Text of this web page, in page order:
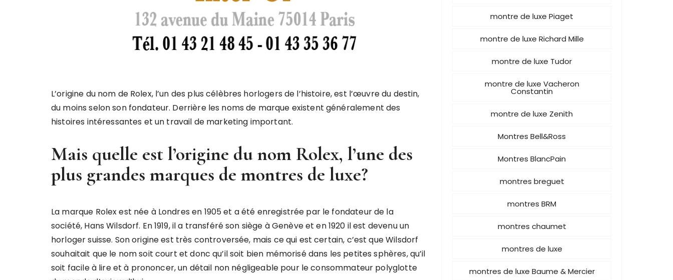
L’origine du nom de Rolex, l’un des plus célèbres horlogers de l’histoire, est l’œuvre du destin,
du moins selon son fondateur. Derrière les noms de marque existent généralement des
histoires intéressantes et un travail de marketing important.
Mais quelle est l’origine du nom Rolex, l’une des
plus grandes marques de montres de luxe?
La marque Rolex est née à Londres en 1905 et a été enregistrée par le fondateur de la
société, Hans Wilsdorf. En 1919, il a transféré son siège à Genève et en 1920 il est devenu un
horloger suisse. Son origine est très controversée, mais ce qui est certain, c’est que Wilsdorf
souhaitait que le nom soit court et donc qu’il soit bien mémorisé dans les petites sphères, qu’il
soit facile à lire et à prononcer, un détail non négligeable pour le consommateur polyglotte
montre de luxe Piaget
montre de luxe Richard Mille
montre de luxe Tudor
montre de luxe Vacheron
Constantin
montre de luxe Zenith
Montres Bell&Ross
Montres BlancPain
montres breguet
montres BRM
montres chaumet
montres de luxe
montres de luxe Baume & Mercier